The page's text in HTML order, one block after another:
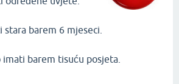
barem 6 mjeseci.
barem tisuću posjeta.